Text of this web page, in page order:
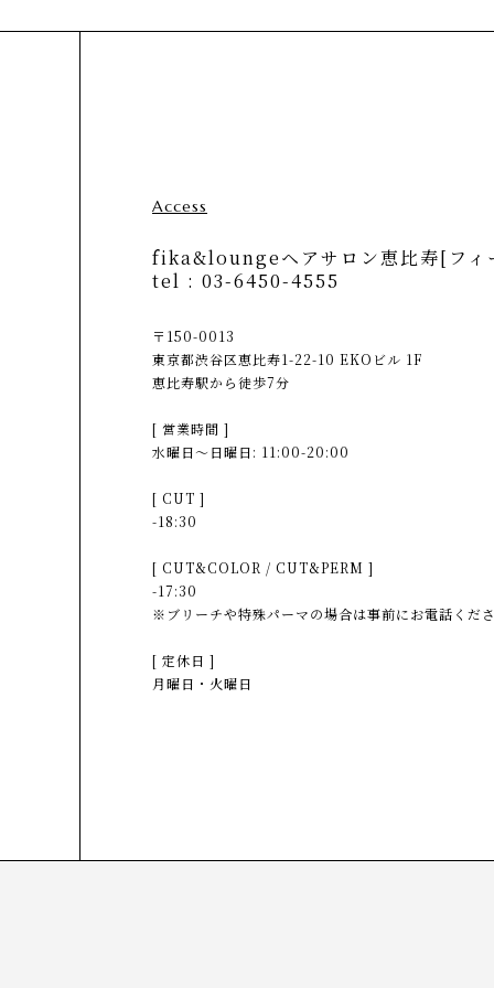
Access
fika&loungeヘアサロン恵比寿[フィ
tel : 03-6450-4555
〒150-0013
東京都渋谷区恵比寿1-22-10 EKOビル 1F
恵比寿駅から徒歩7分
[ 営業時間 ]
水曜日〜日曜日: 11:00-20:00
[ CUT ]
-18:30
[ CUT&COLOR / CUT&PERM ]
-17:30
※ブリーチや特殊パーマの場合は事前にお電話くだ
[ 定休日 ]
月曜日・火曜日